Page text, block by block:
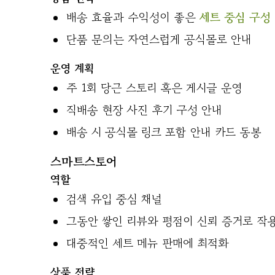
배송 효율과 수익성이 좋은 세트 중심 구성
단품 문의는 자연스럽게 공식몰로 안내
운영 계획
주 1회 당근 스토리 혹은 게시글 운영
직배송 현장 사진 후기 구성 안내
배송 시 공식몰 링크 포함 안내 카드 동봉
스마트스토어
역할
검색 유입 중심 채널
그동안 쌓인 리뷰와 평점이 신뢰 증거로 작
대중적인 세트 메뉴 판매에 최적화